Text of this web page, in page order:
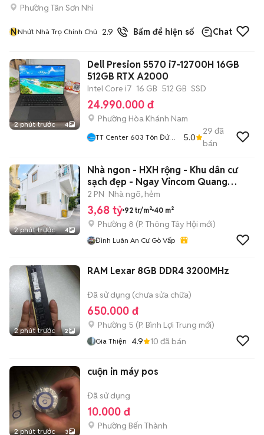
Phường Tân Sơn Nhì
NNhứt Nhà Trọ Chính Chủ 2.9 41 đã bán
Bấm để hiện số Chat
2 phút trước 4
Dell Presion 5570 i7-12700H 16GB
512GB RTX A2000
Intel Core i7 16 GB 512 GB SSD
24.990.000 đ
Phường Hòa Khánh Nam
TT Center 603 Tôn Đức
5.0
29 đã
bán
2 phút trước 4
Nhà ngon - HXH rộng - Khu dân cư
sạch đẹp - Ngay Vincom Quang
Trung
2 PN Nhà ngõ, hẻm
3,68 tỷ 92 tr/m² 40 m²
Phường 8 (P. Thông Tây Hội mới)
Đình Luân An Cư Gò Vấp
2 phút trước 2
RAM Lexar 8GB DDR4 3200MHz
Đã sử dụng (chưa sửa chữa)
650.000 đ
Phường 5 (P. Bình Lợi Trung mới)
Gia Thiện 4.9 10 đã bán
2 phút trước 3
cuộn in máy pos
Đã sử dụng
10.000 đ
Phường Bến Thành